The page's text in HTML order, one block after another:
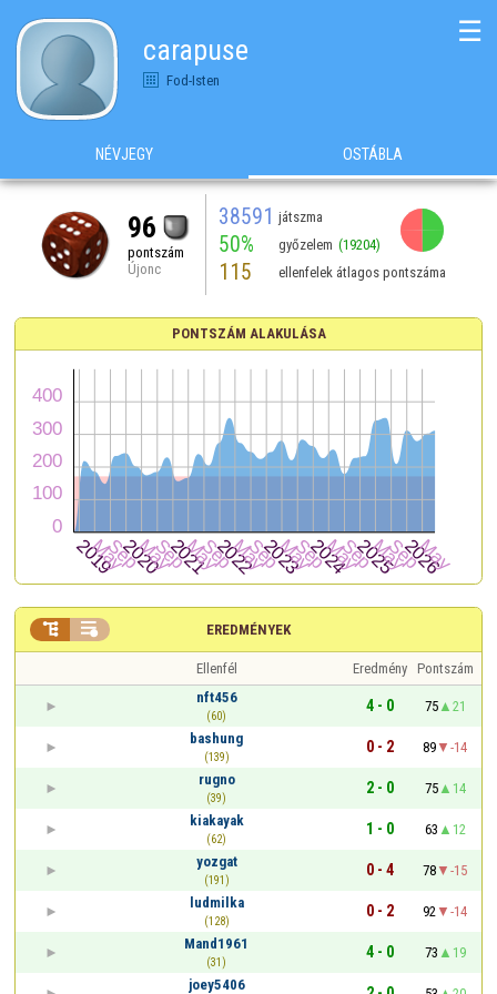
carapuse
Fod-Isten
☰
NÉVJEGY OSTÁBLA
96
pontszám
Újonc
38591 játszma
50% győzelem (19204)
115 ellenfelek átlagos pontszáma
PONTSZÁM ALAKULÁSA
EREDMÉNYEK
 
Ellenfél Eredmény Pontszám
nft456
(60)
4 - 0 75
21
bashung
(139)
0 - 2 89
-14
rugno
(39)
2 - 0 75
14
kiakayak
(62)
1 - 0 63
12
yozgat
(191)
0 - 4 78
-15
ludmilka
(128)
0 - 2 92
-14
Mand1961
(31)
4 - 0 73
19
joey5406